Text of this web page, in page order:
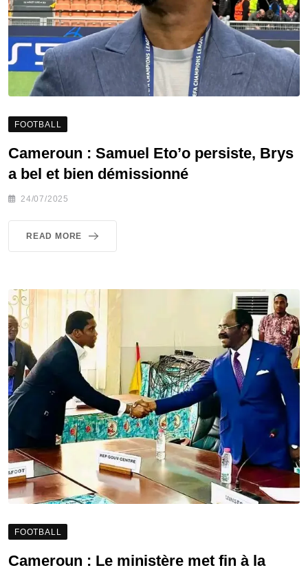
FOOTBALL
Cameroun : Samuel Eto’o persiste, Brys
a bel et bien démissionné
24/07/2025
READ MORE
FOOTBALL
Cameroun : Le ministère met fin à la